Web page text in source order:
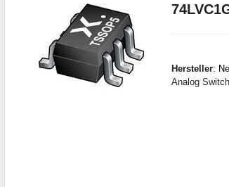
Hersteller:
Analog